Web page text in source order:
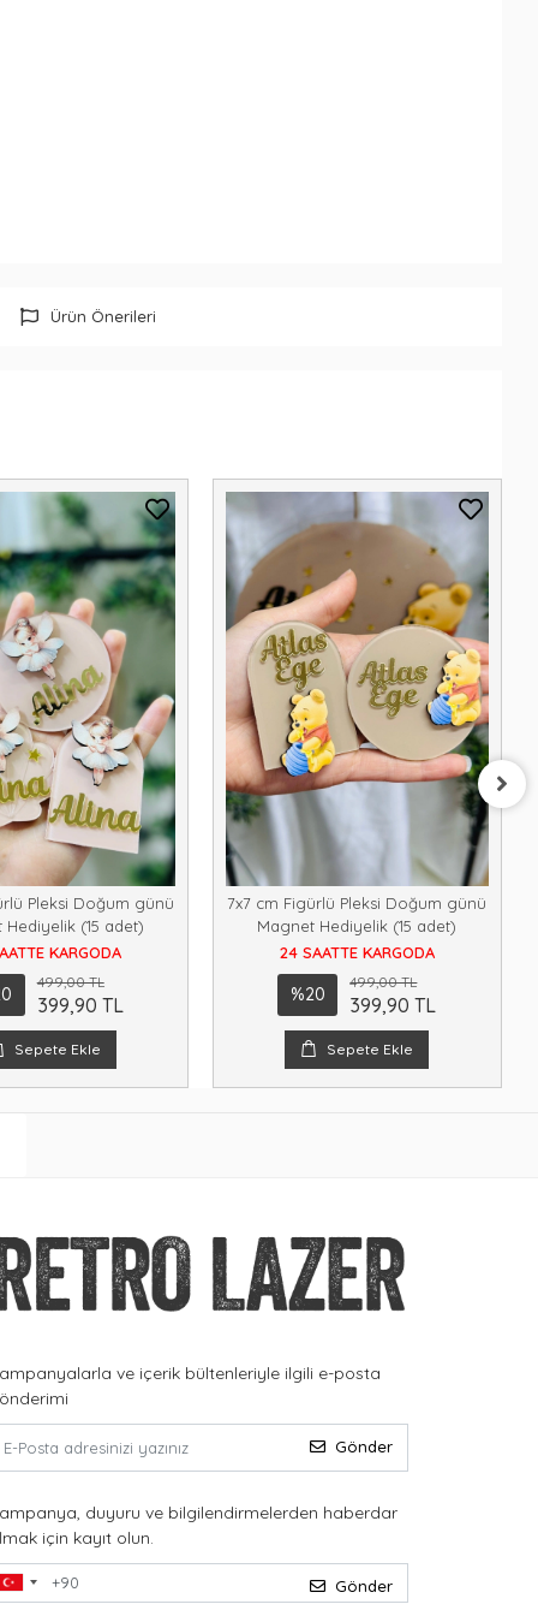
Ürün Önerileri
Pleksi Doğum günü
Hediyelik (15 adet)
KARGODA
499,00 TL
399,90 TL
Sepete Ekle
7x7 cm Figürlü Pleksi Doğum günü
Magnet Hediyelik (15 adet)
24 SAATTE KARGODA
%20
499,00 TL
399,90 TL
Sepete Ekle
ve içerik bültenleriyle ilgili e-posta
Gönder
duyuru ve bilgilendirmelerden haberdar
için kayıt olun.
Gönder